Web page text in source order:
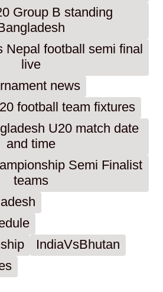
Group B standing
Nepal football semi final
live
news
football team fixtures
U20 match date
and time
Semi Finalist
teams
IndiaVsBhutan